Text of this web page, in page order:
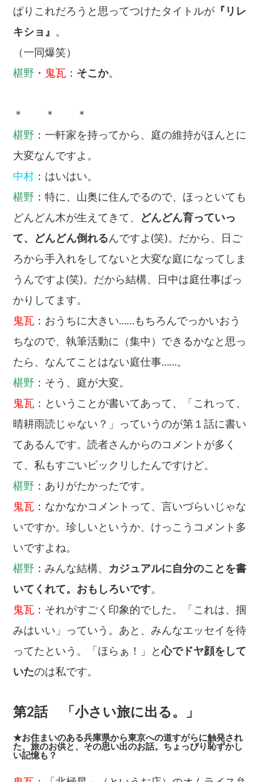
ぱりこれだろうと思ってつけたタイトルが 『リレ
キショ』 。
（一同爆笑）
椹野 ・ 鬼瓦 ： そこか。
＊ ＊ ＊
椹野 ：一軒家を持ってから、庭の維持がほんとに
大変なんですよ。
中村 ：はいはい。
椹野 ：特に、山奥に住んでるので、ほっといても
どんどん木が生えてきて、
どんどん育っていっ
て、どんどん倒れるんですよ(笑)。だから、日ご
ろから手入れをしてないと大変な庭になってしま
うんですよ(笑)。だから結構、日中は庭仕事ばっ
かりしてます。
鬼瓦 ：おうちに大きい……もちろんでっかいおう
ちなので、執筆活動に（集中）できるかなと思っ
たら、なんてことはない庭仕事……。
椹野 ：そう、庭が大変。
鬼瓦 ：ということが書いてあって、「これって、
晴耕雨読じゃない？」っていうのが第１話に書い
てあるんです。読者さんからのコメントが多く
て、私もすごいビックリしたんですけど。
椹野 ：ありがたかったです。
鬼瓦 ：なかなかコメントって、言いづらいじゃな
いですか。珍しいというか、けっこうコメント多
いですよね。
椹野 ：みんな結構、 カジュアルに自分のことを書
いてくれて。おもしろいです。
鬼瓦 ：それがすごく印象的でした。「これは、掴
みはいい」っていう。あと、みんなエッセイを待
ってたという。「ほらぁ！」と心でドヤ顔をして
いたのは私です。
第2話 「小さい旅に出る。」
★お住まいのある兵庫県から東京への道すがらに触発され
た、旅のお供と、その思い出のお話。ちょっぴり恥ずかし
い記憶も？